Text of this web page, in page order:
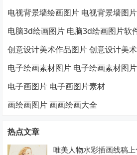
电视背景墙绘画图片 电视背景墙图
电脑3d绘画图片 电脑3d绘画图片软
创意设计美术作品图片 创意设计美
电子绘画素材图片 电子绘画素材图
电子画图片 电子画图片素材
画绘画图片 画画绘画大全
热点文章
唯美人物水彩插画线稿